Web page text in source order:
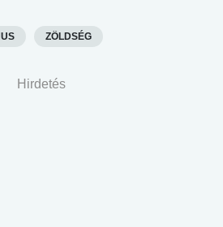
ZÖLDSÉG
Hirdetés